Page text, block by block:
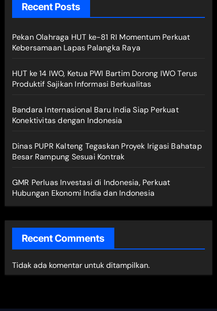
Recent Posts
Pekan Olahraga HUT ke-81 RI Momentum Perkuat
Kebersamaan Lapas Palangka Raya
HUT ke 14 IWO, Ketua PWI Bartim Dorong IWO Terus
Produktif Sajikan Informasi Berkualitas
Bandara Internasional Baru India Siap Perkuat
Konektivitas dengan Indonesia
Dinas PUPR Kalteng Tegaskan Proyek Irigasi Bahatap
Besar Rampung Sesuai Kontrak
GMR Perluas Investasi di Indonesia, Perkuat
Hubungan Ekonomi India dan Indonesia
Recent Comments
Tidak ada komentar untuk ditampilkan.